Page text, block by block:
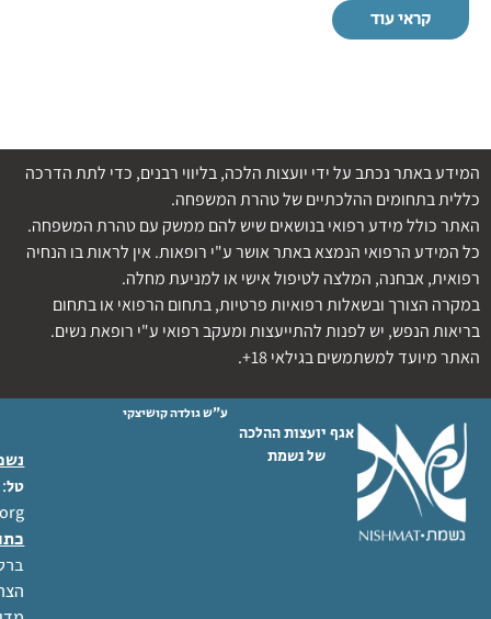
קראי עוד
המידע באתר נכתב על ידי יועצות הלכה, בליווי רבנים, כדי לתת הדרכה
כללית בתחומים ההלכתיים של טהרת המשפחה.
האתר כולל מידע רפואי בנושאים שיש להם ממשק עם טהרת המשפחה.
כל המידע הרפואי הנמצא באתר אושר ע"י רופאות. אין לראות בו הנחיה
רפואית, אבחנה, המלצה לטיפול אישי או למניעת מחלה.
במקרה הצורך ובשאלות רפואיות פרטיות, בתחום הרפואי או בתחום
בריאות הנפש, יש לפנות להתייעצות ומעקב רפואי ע"י רופאת נשים.
האתר מיועד למשתמשים בגילאי 18+.
אגף יועצות ההלכה
של נשמת
ע"ש גולדה קושיצקי
טל: 02-6404333
ברל